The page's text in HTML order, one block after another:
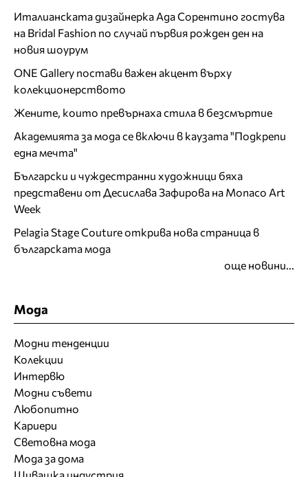
Италианската дизайнерка Ада Сорентино гостува
на Bridal Fashion по случай първия рожден ден на
новия шоурум
ONE Gallery постави важен акцент върху
колекционерството
Жените, които превърнаха стила в безсмъртие
Академията за мода се включи в каузата "Подкрепи
една мечта"
Български и чуждестранни художници бяха
представени от Десислава Зафирова на Monaco Art
Week
Pelagia Stage Couture открива нова страница в
българската мода
още новини...
Мода
Модни тенденции
Колекции
Интервю
Модни съвети
Любопитно
Кариери
Световна мода
Мода за дома